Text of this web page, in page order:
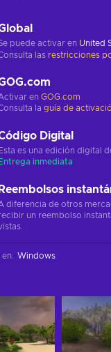
puede activar en United
las restricciones
en GOG.com
la guía de
Digital
Esta es una edición digital
Entrega inmediata
Reembolsos
diferencia de otros
un reembolso
en: Windows